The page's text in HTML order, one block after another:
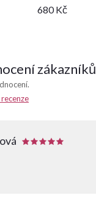
680 Kč
zákazníků